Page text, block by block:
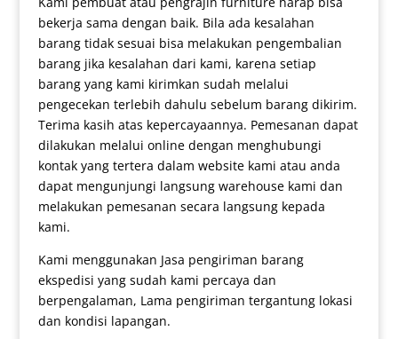
bekerja sama dengan baik. Bila ada kesalahan
barang tidak sesuai bisa melakukan pengembalian
barang jika kesalahan dari kami, karena setiap
barang yang kami kirimkan sudah melalui
pengecekan terlebih dahulu sebelum barang dikirim.
Terima kasih atas kepercayaannya. Pemesanan dapat
dilakukan melalui online dengan menghubungi
kontak yang tertera dalam website kami atau anda
dapat mengunjungi langsung warehouse kami dan
melakukan pemesanan secara langsung kepada
kami.
Kami menggunakan Jasa pengiriman barang
ekspedisi yang sudah kami percaya dan
berpengalaman, Lama pengiriman tergantung lokasi
dan kondisi lapangan.